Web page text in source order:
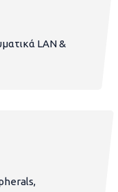
LAN &